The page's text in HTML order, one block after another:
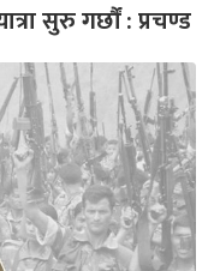
सुरु गर्छौं : प्रचण्ड